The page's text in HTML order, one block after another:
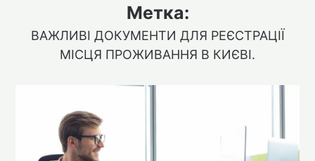
Метка:
ВАЖЛИВІ ДОКУМЕНТИ ДЛЯ РЕЄСТРАЦІЇ
МІСЦЯ ПРОЖИВАННЯ В КИЄВІ.